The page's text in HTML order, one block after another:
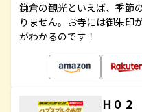
鎌倉の観光といえば、季節
りません。お寺には御朱印
がわかるのです！
Ｈ０２